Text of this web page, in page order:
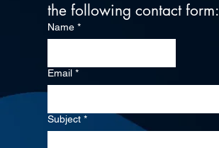
the following contact form:
Name *
Email *
Subject *